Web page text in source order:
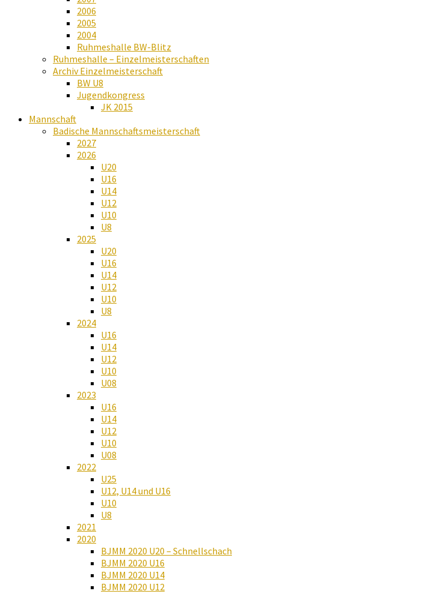
2006
2005
2004
Ruhmeshalle BW-Blitz
Ruhmeshalle – Einzelmeisterschaften
Archiv Einzelmeisterschaft
BW U8
Jugendkongress
JK 2015
Mannschaft
Badische Mannschaftsmeisterschaft
2027
2026
U20
U16
U14
U12
U10
U8
2025
U20
U16
U14
U12
U10
U8
2024
U16
U14
U12
U10
U08
2023
U16
U14
U12
U10
U08
2022
U25
U12, U14 und U16
U10
U8
2021
2020
BJMM 2020 U20 – Schnellschach
BJMM 2020 U16
BJMM 2020 U14
BJMM 2020 U12